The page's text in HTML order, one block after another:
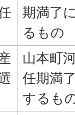
期満了
るもの
山本町
任期満
するも